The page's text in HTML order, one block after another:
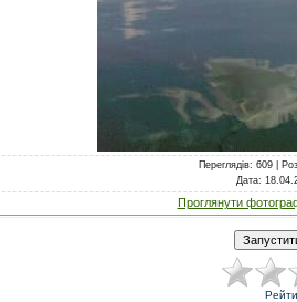
Переглядів: 609 |
Дата:
Проглянути